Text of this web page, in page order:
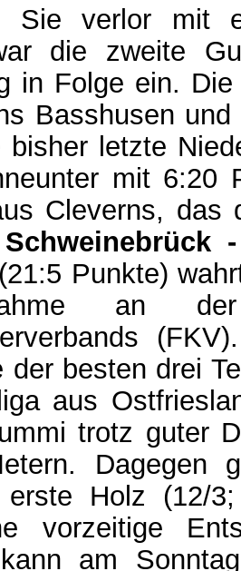
Sie verlor mit
die zweite
in Folge ein.
Basshusen
bisher letzte
mit 6:20
Cleverns, das
Schweinebrück
Punkte)
an der
der besten drei
aus
trotz guter
Dagegen
erste Holz (12/
vorzeitige
am